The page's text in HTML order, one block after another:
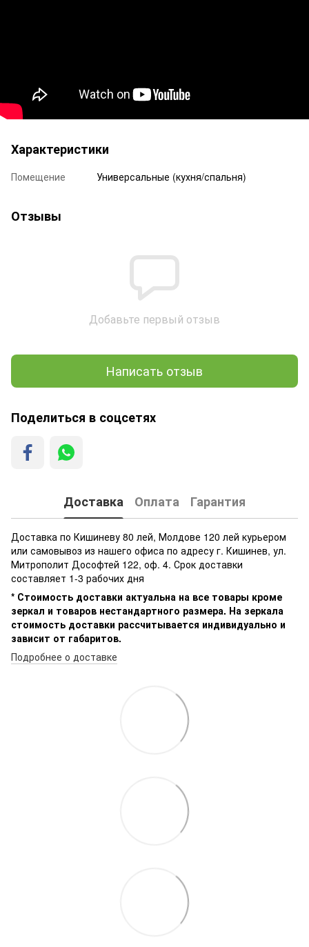
Характеристики
Помещение Универсальные (кухня/спальня)
Отзывы
Добавьте первый отзыв
Написать отзыв
Поделиться в соцсетях
Доставка Оплата Гарантия
Доставка по Кишиневу 80 лей, Молдове 120 лей курьером
или самовывоз из нашего офиса по адресу г. Кишинев, ул.
Митрополит Дософтей 122, оф. 4. Срок доставки
составляет 1-3 рабочих дня
* Стоимость доставки актуальна на все товары кроме
зеркал и товаров нестандартного размера. На зеркала
стоимость доставки рассчитывается индивидуально и
зависит от габаритов.
Подробнее о доставке